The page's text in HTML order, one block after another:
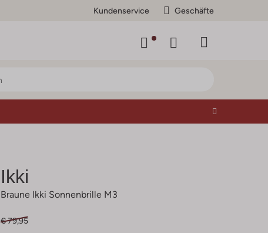
Kundenservice Geschäfte
Ikki
Braune Ikki Sonnenbrille M3
€ 79,95